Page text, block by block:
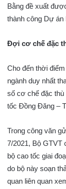
Bằng đề xuất
thành công Dự
Đợi cơ chế đặc
Cho đến thời
ngành duy nhất
số cơ chế đặc
tốc Đồng Đăng –
Trong công văn
7/2021, Bộ GTVT
bộ cao tốc giai
do bộ này soạn
quan liên quan